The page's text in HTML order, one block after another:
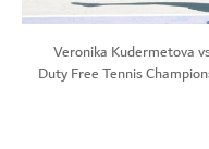
Veronika Kudermetova
Duty Free Tennis